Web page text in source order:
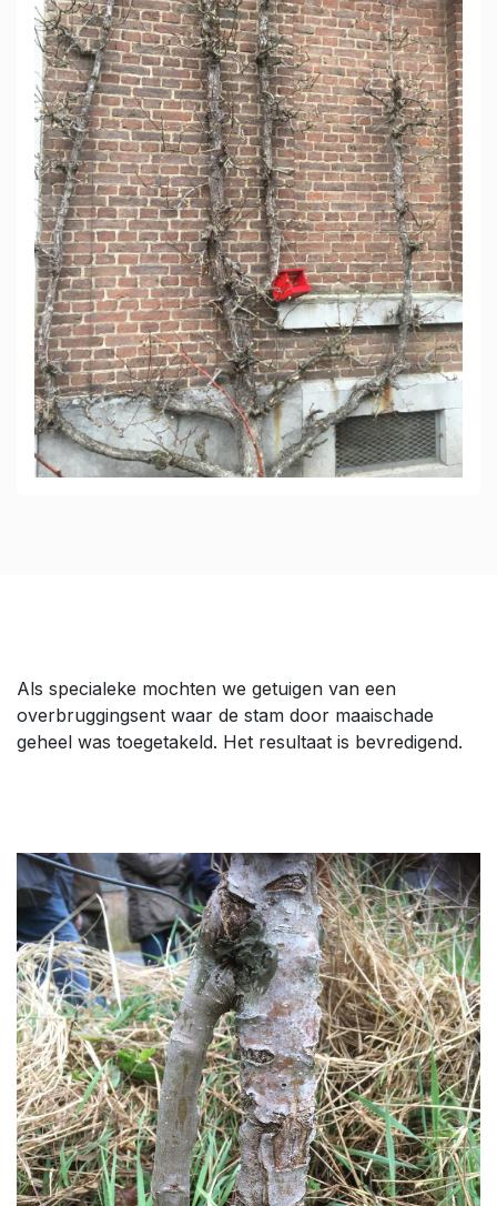
Als specialeke mochten we getuigen van een
overbruggingsent waar de stam door maaischade
geheel was toegetakeld. Het resultaat is bevredigend.